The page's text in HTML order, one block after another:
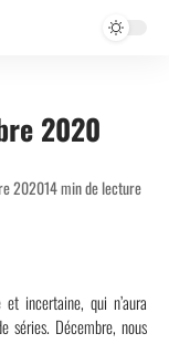
2020
202014 min de lecture
incertaine, qui n’aura
séries. Décembre, nous